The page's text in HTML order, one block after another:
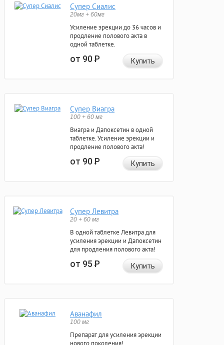
Супер Сиалис
20мг + 60мг
Усиление эрекции до 36 часов и
продление полового акта в
одной таблетке.
от 90Р Купить
Супер Виагра
100 + 60 мг
Виагра и Дапоксетин в одной
таблетке. Усиление эрекции и
продление полового акта!
от 90Р Купить
Супер Левитра
20 + 60 мг
В одной таблетке Левитра для
усиления эрекции и Дапоксетин
для продления полового акта!
от 95Р Купить
Аванафил
100 мг
Препарат для усиления эрекции